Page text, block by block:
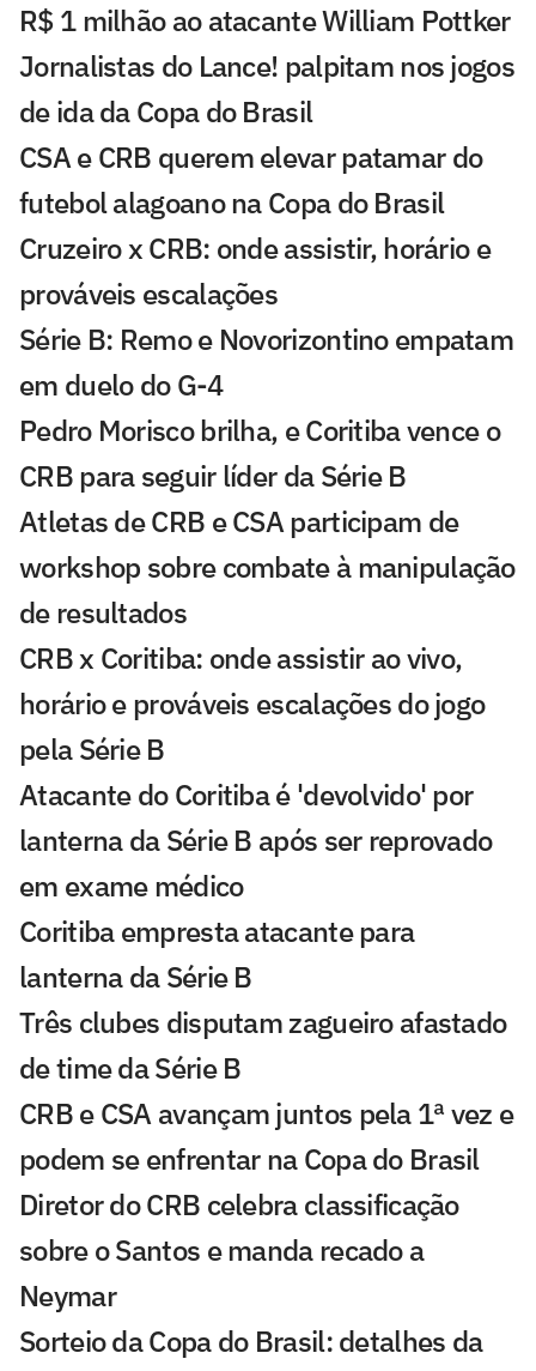
R$ 1 milhão ao atacante William Pottker
Jornalistas do Lance! palpitam nos jogos
de ida da Copa do Brasil
CSA e CRB querem elevar patamar do
futebol alagoano na Copa do Brasil
Cruzeiro x CRB: onde assistir, horário e
prováveis escalações
Série B: Remo e Novorizontino empatam
em duelo do G-4
Pedro Morisco brilha, e Coritiba vence o
CRB para seguir líder da Série B
Atletas de CRB e CSA participam de
workshop sobre combate à manipulação
de resultados
CRB x Coritiba: onde assistir ao vivo,
horário e prováveis escalações do jogo
pela Série B
Atacante do Coritiba é 'devolvido' por
lanterna da Série B após ser reprovado
em exame médico
Coritiba empresta atacante para
lanterna da Série B
Três clubes disputam zagueiro afastado
de time da Série B
CRB e CSA avançam juntos pela 1ª vez e
podem se enfrentar na Copa do Brasil
Diretor do CRB celebra classificação
sobre o Santos e manda recado a
Neymar
Sorteio da Copa do Brasil: detalhes da